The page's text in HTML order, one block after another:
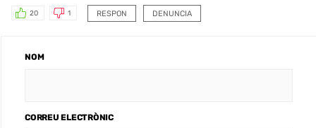
RESPON
20 1 DENUNCIA
NOM
CORREU ELECTRÒNIC